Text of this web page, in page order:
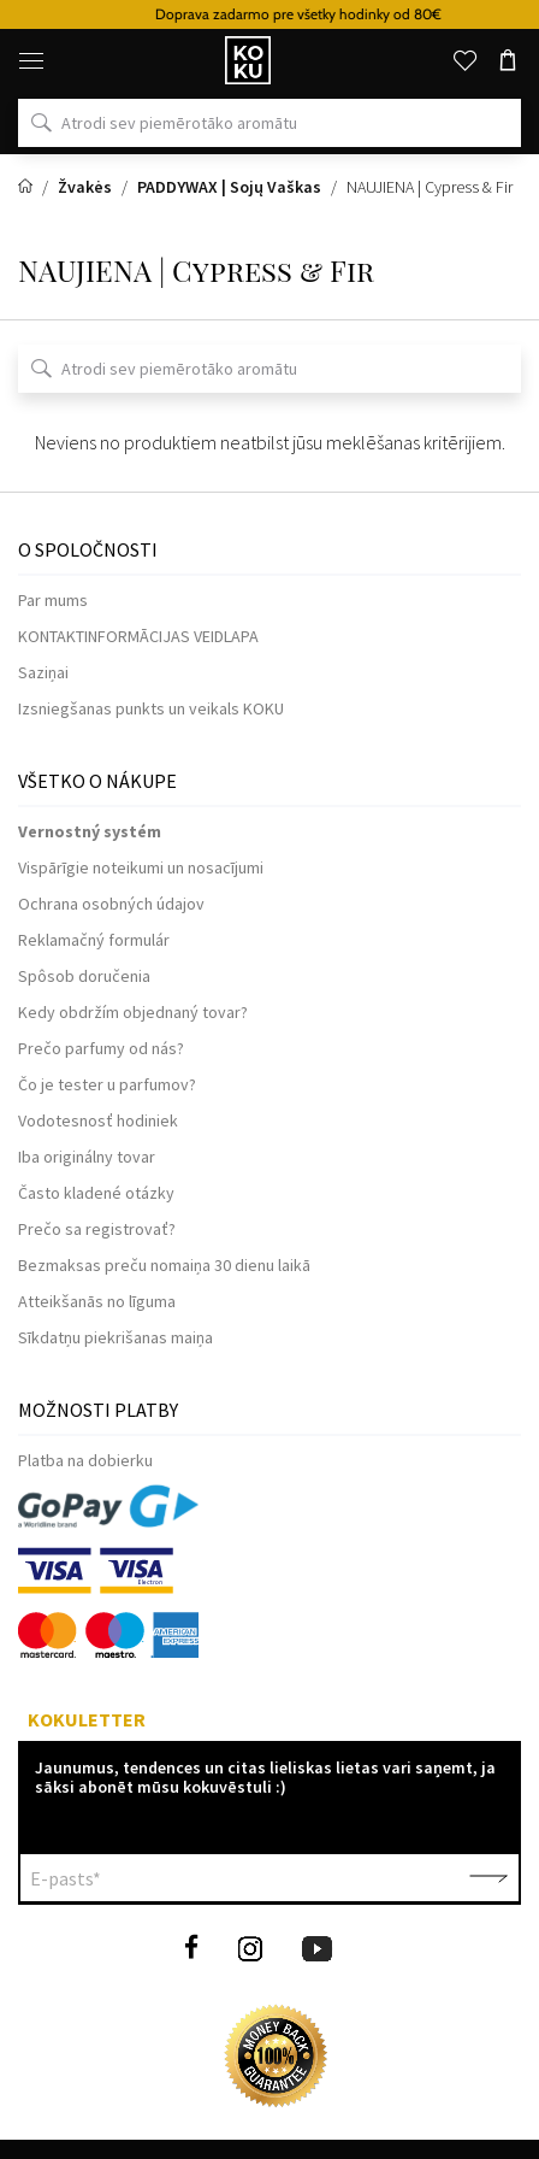
Doprava zadarmo pre všetky hodinky od 80€
Oriģinālie
parfimērijas
izstrādājumi
un
pulksteņi
vietā
Žvakės
PADDYWAX | Sojų Vaškas NAUJIENA | Cypress & Fir
NAUJIENA | Cypress & Fir
Neviens no produktiem neatbilst jūsu meklēšanas kritērijiem.
O SPOLOČNOSTI
Par mums
KONTAKTINFORMĀCIJAS VEIDLAPA
Saziņai
Izsniegšanas punkts un veikals KOKU
VŠETKO O NÁKUPE
Vernostný systém
Vispārīgie noteikumi un nosacījumi
Ochrana osobných údajov
Reklamačný formulár
Spôsob doručenia
Kedy obdržím objednaný tovar?
Prečo parfumy od nás?
Čo je tester u parfumov?
Vodotesnosť hodiniek
Iba originálny tovar
Často kladené otázky
Prečo sa registrovať?
Bezmaksas preču nomaiņa 30 dienu laikā
Atteikšanās no līguma
Sīkdatņu piekrišanas maiņa
MOŽNOSTI PLATBY
Platba na dobierku
KOKULETTER
Jaunumus, tendences un citas lieliskas lietas vari saņemt, ja
sāksi abonēt mūsu kokuvēstuli :)
E-pasts*